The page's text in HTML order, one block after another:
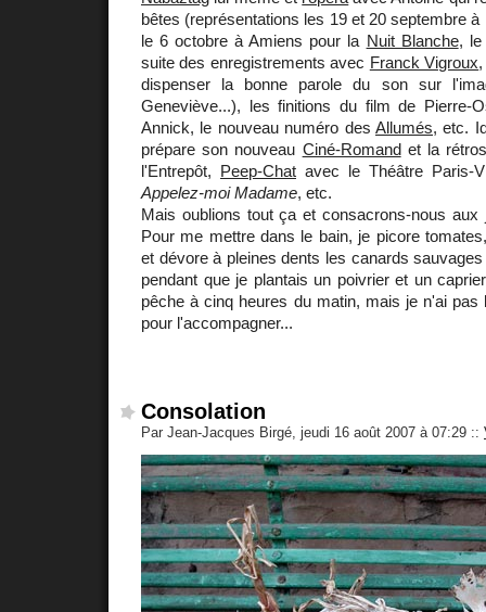
bêtes (représentations les 19 et 20 septembre
le 6 octobre à Amiens pour la Nuit Blanche, le
suite des enregistrements avec Franck Vigroux
dispenser la bonne parole du son sur
Geneviève...), les finitions du film de Pierre-
Annick, le nouveau numéro des Allumés, etc.
prépare son nouveau Ciné-Romandet la
l'Entrepôt, Peep-Chat avec le Théâtre Paris-
Appelez-moi Madame, etc.
Mais oublions tout ça et consacrons-nous aux
Pour me mettre dans le bain, je picore
et dévore à pleines dents les canards
pendant que je plantais un poivrier et un
pêche à cinq heures du matin, mais je n'ai
pour l'accompagner...
Consolation
Par Jean-Jacques Birgé, jeudi 16 août 2007 à 07:29 ::